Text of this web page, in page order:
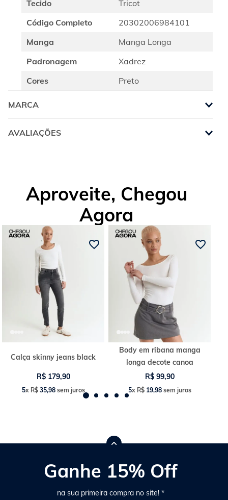
Tecido
Tricot
Código Completo
20302006984101
Manga
Manga Longa
Padronagem
Xadrez
Cores
Preto
MARCA
AVALIAÇÕES
Aproveite, Chegou
Agora
Calça skinny jeans black
R$ 179,90
5x R$ 35,98sem juros
Body em ribana manga
longa decote canoa
R$ 99,90
5x R$ 19,98sem juros
Ganhe 15% Off
na sua primeira compra no site! *